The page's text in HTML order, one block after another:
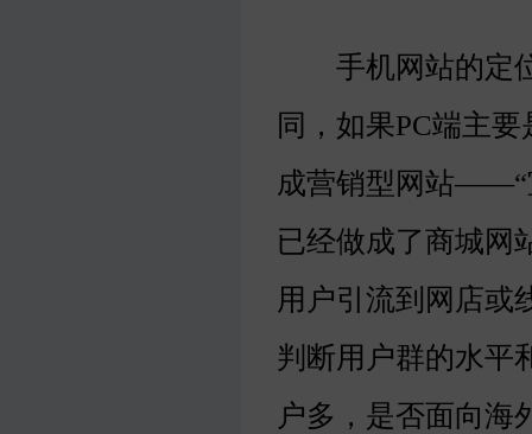
手机网站的定位
同，如果PC端主
成营销型网站——“
已经做成了商城网
用户引流到网店或
判断用户群的水平
户多，是否面向海